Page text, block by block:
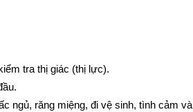
tra thị giác (thị lực).
ngủ, răng miệng, đi vệ sinh, tình cảm và